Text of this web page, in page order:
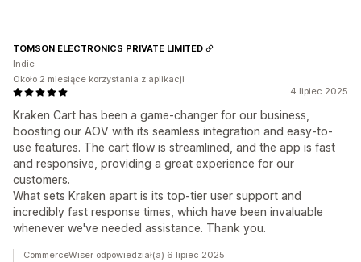
4 lipiec 2025
Kraken Cart has been a game-changer for our business,
boosting our AOV with its seamless integration and easy-to-
use features. The cart flow is streamlined, and the app is fast
and responsive, providing a great experience for our
customers.
What sets Kraken apart is its top-tier user support and
incredibly fast response times, which have been invaluable
whenever we've needed assistance. Thank you.
TOMSON ELECTRONICS PRIVATE LIMITED
Indie
Około 2 miesiące korzystania z aplikacji
CommerceWiser odpowiedział(a) 6 lipiec 2025